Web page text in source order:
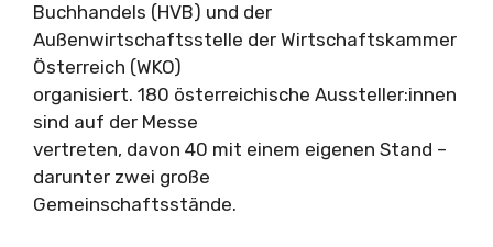
Buchhandels (HVB) und der
Außenwirtschaftsstelle der Wirtschaftskammer
Österreich (WKO)
organisiert. 180 österreichische Aussteller:innen
sind auf der Messe
vertreten, davon 40 mit einem eigenen Stand –
darunter zwei große
Gemeinschaftsstände.